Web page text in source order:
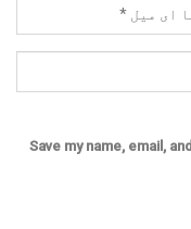
Save my name, email,